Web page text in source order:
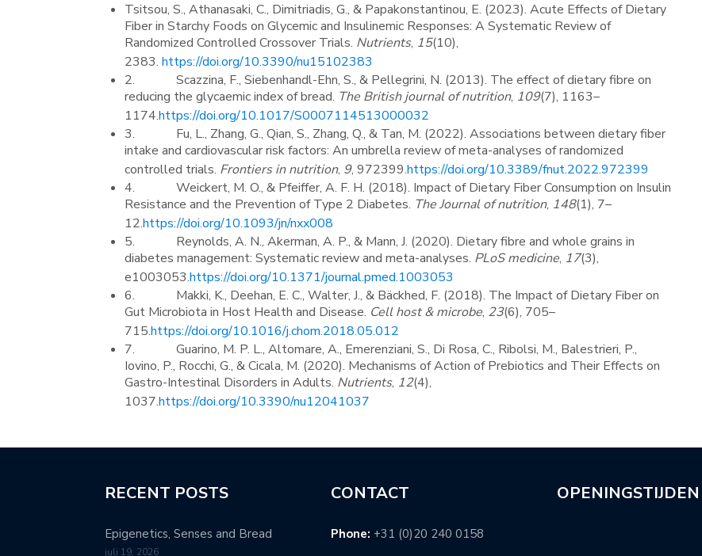
Tsitsou, S., Athanasaki, C., Dimitriadis, G., & Papakonstantinou, E. (2023). Acute Effects of Dietary
Fiber in Starchy Foods on Glycemic and Insulinemic Responses: A Systematic Review of
Randomized Controlled Crossover Trials. Nutrients, 15(10),
2383. https://doi.org/10.3390/nu15102383
2. Scazzina, F., Siebenhandl-Ehn, S., & Pellegrini, N. (2013). The effect of dietary fibre on
reducing the glycaemic index of bread. The British journal of nutrition, 109(7), 1163–
1174.https://doi.org/10.1017/S0007114513000032
3. Fu, L., Zhang, G., Qian, S., Zhang, Q., & Tan, M. (2022). Associations between dietary fiber
intake and cardiovascular risk factors: An umbrella review of meta-analyses of randomized
controlled trials. Frontiers in nutrition, 9, 972399.https://doi.org/10.3389/fnut.2022.972399
4. Weickert, M. O., & Pfeiffer, A. F. H. (2018). Impact of Dietary Fiber Consumption on Insulin
Resistance and the Prevention of Type 2 Diabetes. The Journal of nutrition, 148(1), 7–
12.https://doi.org/10.1093/jn/nxx008
5. Reynolds, A. N., Akerman, A. P., & Mann, J. (2020). Dietary fibre and whole grains in
diabetes management: Systematic review and meta-analyses. PLoS medicine, 17(3),
e1003053.https://doi.org/10.1371/journal.pmed.1003053
6. Makki, K., Deehan, E. C., Walter, J., & Bäckhed, F. (2018). The Impact of Dietary Fiber on
Gut Microbiota in Host Health and Disease. Cell host & microbe, 23(6), 705–
715.https://doi.org/10.1016/j.chom.2018.05.012
7. Guarino, M. P. L., Altomare, A., Emerenziani, S., Di Rosa, C., Ribolsi, M., Balestrieri, P.,
Iovino, P., Rocchi, G., & Cicala, M. (2020). Mechanisms of Action of Prebiotics and Their Effects on
Gastro-Intestinal Disorders in Adults. Nutrients, 12(4),
1037.https://doi.org/10.3390/nu12041037
RECENT POSTS
Epigenetics, Senses and Bread
juli 19, 2026
CONTACT
Phone: +31 (0)20 240 0158
OPENINGSTIJDEN